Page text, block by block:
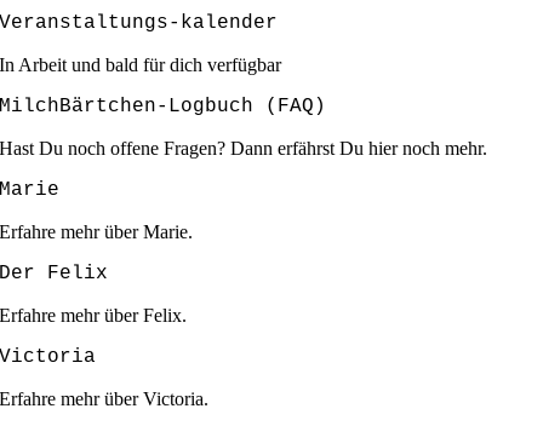
Veranstaltungs-kalender
In Arbeit und bald für dich verfügbar
MilchBärtchen-Logbuch (FAQ)
Hast Du noch offene Fragen? Dann erfährst Du hier noch mehr.
Marie
Erfahre mehr über Marie.
Der Felix
Erfahre mehr über Felix.
Victoria
Erfahre mehr über Victoria.